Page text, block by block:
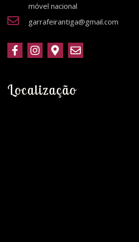
móvel nacional
garrafeirantiga@gmail.com
Localização